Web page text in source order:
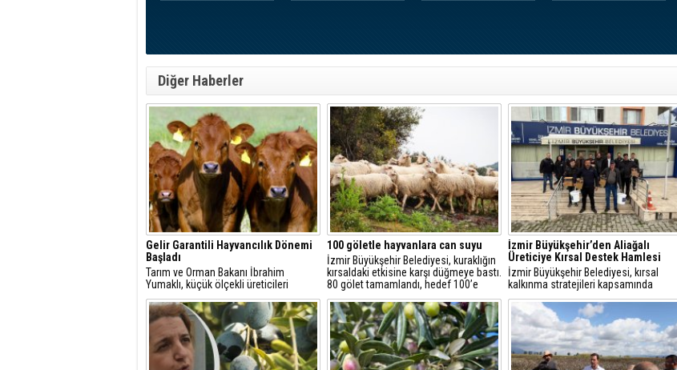
Diğer Haberler
Gelir Garantili Hayvancılık Dönemi
Başladı
Tarım ve Orman Bakanı İbrahim
Yumaklı, küçük ölçekli üreticileri
desteklemek amacıyla "Gelir Garantili
Besicilik Projesi"ni hayata
geçirdiklerini açıkladı.
100 göletle hayvanlara can suyu
İzmir Büyükşehir Belediyesi, kuraklığın
kırsaldaki etkisine karşı düğmeye bastı.
80 gölet tamamlandı, hedef 100’e
çıkarmak. Hem üretici hem yaban
hayatı nefes alacak, göletler
yangınlarda bile kullanılacak.
İzmir Büyükşehir’den Aliağalı
Üreticiye Kırsal Destek Hamlesi
İzmir Büyükşehir Belediyesi, kırsal
kalkınma stratejileri kapsamında
Aliağa’daki küçük ölçekli hayvancılık
işletmelerine yönelik ekipman ve hijyen
desteği sağladı.